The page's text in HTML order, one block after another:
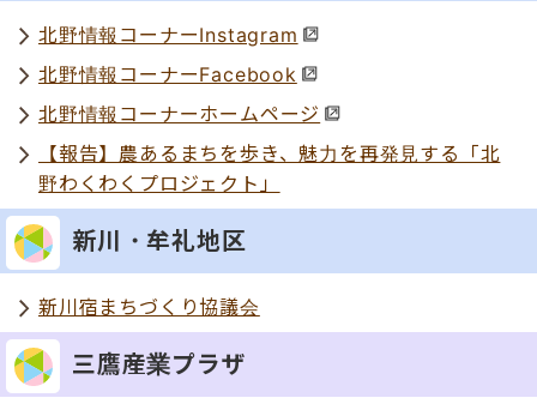
北野情報コーナーInstagram
北野情報コーナーFacebook
北野情報コーナーホームページ
【報告】農あるまちを歩き、魅力を再発見する「北
野わくわくプロジェクト」
新川・牟礼地区
新川宿まちづくり協議会
三鷹産業プラザ